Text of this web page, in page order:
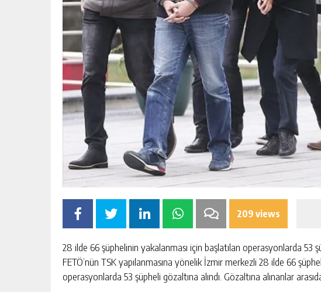
209 views
28 ilde 66 şüphelinin yakalanması için başlatılan operasyonlarda 53
FETÖ’nün TSK yapılanmasına yönelik İzmir merkezli 28 ilde 66
operasyonlarda 53 şüpheli gözaltına alındı. Gözaltına alınanlar